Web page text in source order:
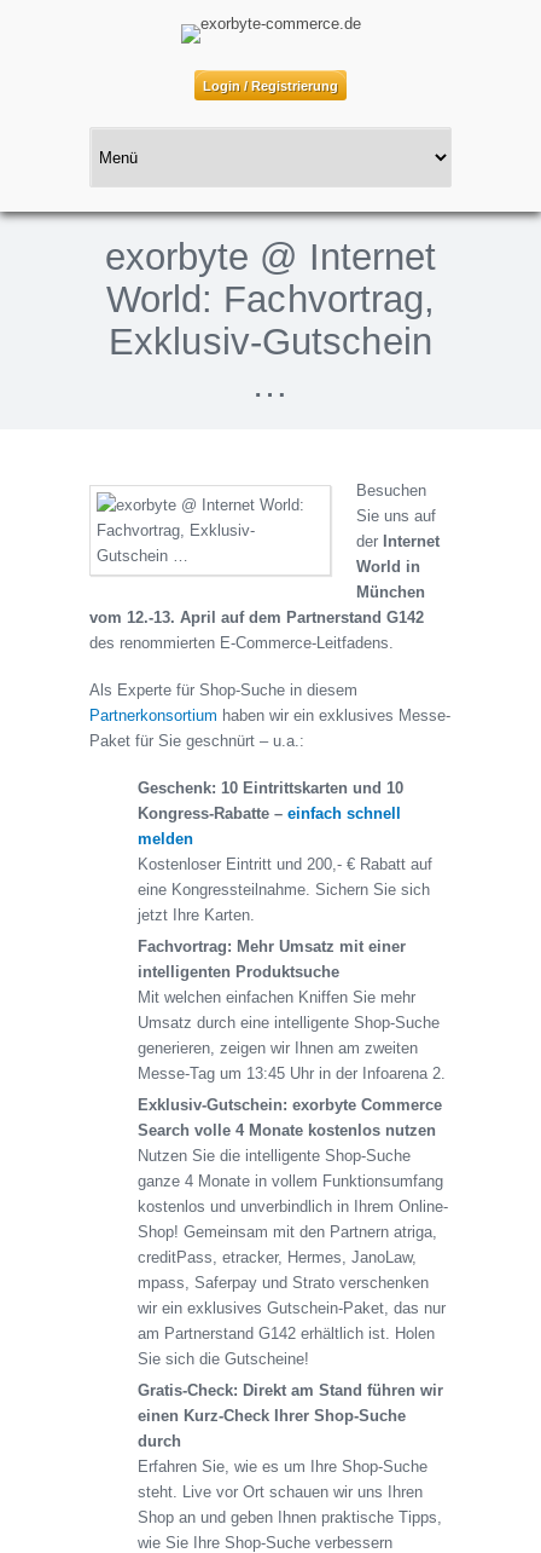
Login / Registrierung
exorbyte @ Internet
World: Fachvortrag,
Exklusiv-Gutschein
…
Besuchen
Sie uns auf
der Internet
World in
München
vom 12.-13. April auf dem Partnerstand G142
des renommierten E-Commerce-Leitfadens.
Als Experte für Shop-Suche in diesem
Partnerkonsortium haben wir ein exklusives Messe-
Paket für Sie geschnürt – u.a.:
Geschenk: 10 Eintrittskarten und 10
Kongress-Rabatte – einfach schnell
melden
Kostenloser Eintritt und 200,- € Rabatt auf
eine Kongressteilnahme. Sichern Sie sich
jetzt Ihre Karten.
Fachvortrag: Mehr Umsatz mit einer
intelligenten Produktsuche
Mit welchen einfachen Kniffen Sie mehr
Umsatz durch eine intelligente Shop-Suche
generieren, zeigen wir Ihnen am zweiten
Messe-Tag um 13:45 Uhr in der Infoarena 2.
Exklusiv-Gutschein: exorbyte Commerce
Search volle 4 Monate kostenlos nutzen
Nutzen Sie die intelligente Shop-Suche
ganze 4 Monate in vollem Funktionsumfang
kostenlos und unverbindlich in Ihrem Online-
Shop! Gemeinsam mit den Partnern atriga,
creditPass, etracker, Hermes, JanoLaw,
mpass, Saferpay und Strato verschenken
wir ein exklusives Gutschein-Paket, das nur
am Partnerstand G142 erhältlich ist. Holen
Sie sich die Gutscheine!
Gratis-Check: Direkt am Stand führen wir
einen Kurz-Check Ihrer Shop-Suche
durch
Erfahren Sie, wie es um Ihre Shop-Suche
steht. Live vor Ort schauen wir uns Ihren
Shop an und geben Ihnen praktische Tipps,
wie Sie Ihre Shop-Suche verbessern